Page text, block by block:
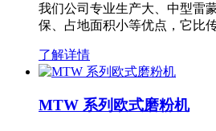
我们公司专业生产大、中型雷
保、占地面积小等优点，它比
了解详情
MTW 系列欧式磨粉机